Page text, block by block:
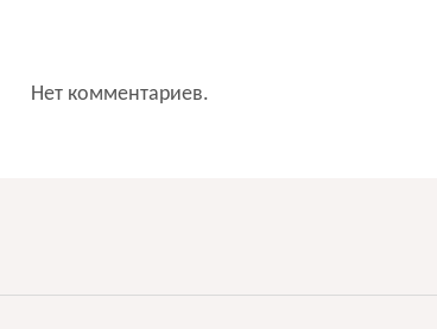
Нет комментариев.